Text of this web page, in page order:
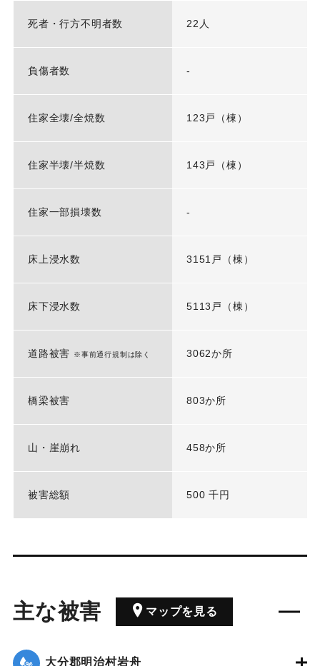
死者・行方不明者数 22人
負傷者数 -
住家全壊/全焼数 123戸（棟）
住家半壊/半焼数 143戸（棟）
住家一部損壊数 -
床上浸水数 3151戸（棟）
床下浸水数 5113戸（棟）
道路被害 ※事前通行規制は除く 3062か所
橋梁被害 803か所
山・崖崩れ 458か所
被害総額 500 千円
主な被害 マップを見る
大分郡明治村岩舟